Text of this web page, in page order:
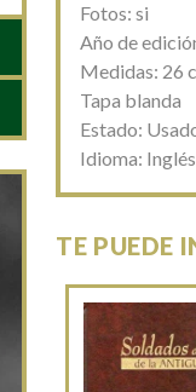
Fotos: si
Año de
Medidas: 26
Tapa blanda
Estado:
Idioma: Inglés
TE PUEDE